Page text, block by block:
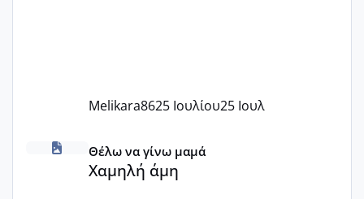
Melikara8625 Ιουλίου25 Ιουλ
Χαμηλή άμη
Θέλω να γίνω μαμά
Χαμηλή άμη